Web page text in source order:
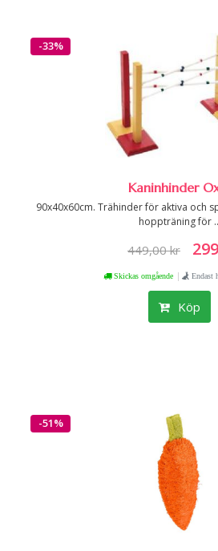
-33%
Kaninhinder
90x40x60cm. Trähinder för aktiva och
hoppträning för
449,00 kr
Skickas omgående | Endast
Köp
-51%